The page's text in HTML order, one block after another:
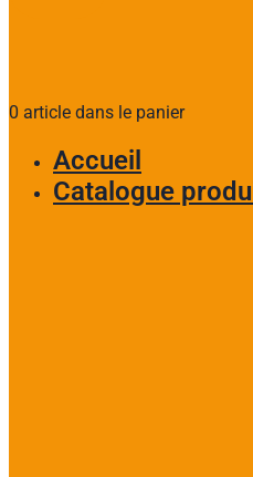
0 article dans le panier
Accueil
Catalogue